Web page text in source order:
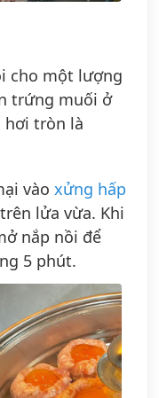
cho một lượng
trứng muối ở
hơi tròn là
vào xửng hấp
lửa vừa. Khi
nắp nồi để
5 phút.